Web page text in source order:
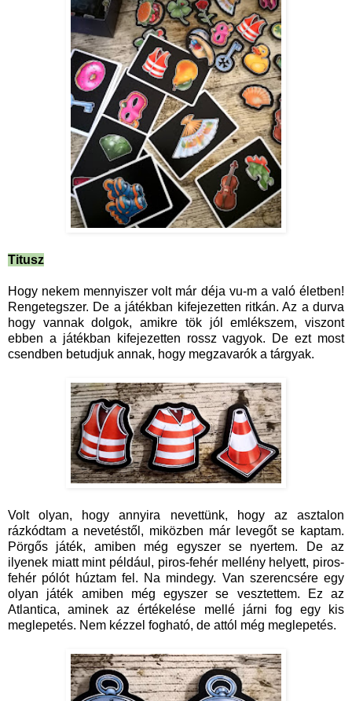
Titusz
Hogy nekem mennyiszer volt már déja vu-m a való életben!
Rengetegszer. De a játékban kifejezetten ritkán. Az a durva
hogy vannak dolgok, amikre tök jól emlékszem, viszont
ebben a játékban kifejezetten rossz vagyok. De ezt most
csendben betudjuk annak, hogy megzavarók a tárgyak.
Volt olyan, hogy annyira nevettünk, hogy az asztalon
rázkódtam a nevetéstől, miközben már levegőt se kaptam.
Pörgős játék, amiben még egyszer se nyertem. De az
ilyenek miatt mint például, piros-fehér mellény helyett, piros-
fehér pólót húztam fel. Na mindegy. Van szerencsére egy
olyan játék amiben még egyszer se vesztettem. Ez az
Atlantica, aminek az értékelése mellé járni fog egy kis
meglepetés. Nem kézzel fogható, de attól még meglepetés.